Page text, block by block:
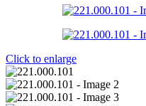
Click to enlarge